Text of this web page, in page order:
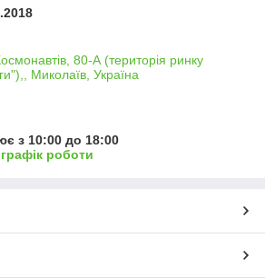
80-А (територія ринку
Миколаїв, Україна
з 10:00 до 18:00
роботи